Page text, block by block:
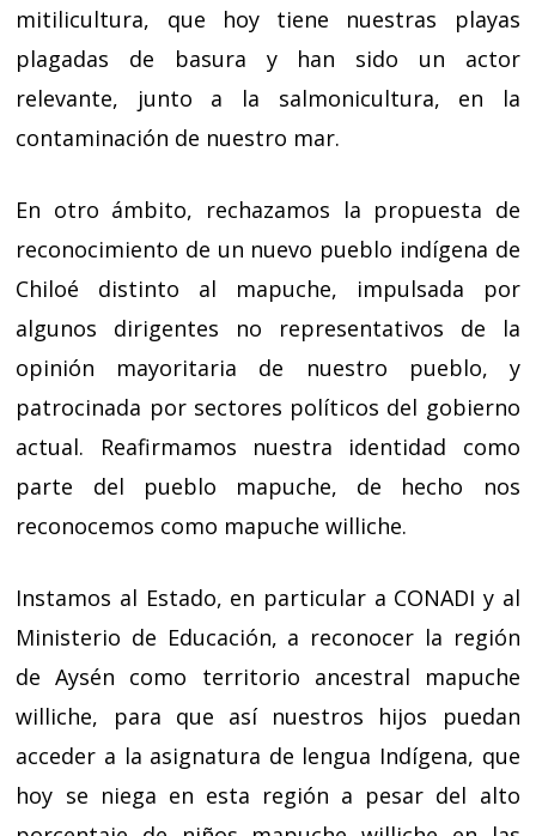
mitilicultura, que hoy tiene nuestras playas
plagadas de basura y han sido un actor
relevante, junto a la salmonicultura, en la
contaminación de nuestro mar.
En otro ámbito, rechazamos la propuesta de
reconocimiento de un nuevo pueblo indígena de
Chiloé distinto al mapuche, impulsada por
algunos dirigentes no representativos de la
opinión mayoritaria de nuestro pueblo, y
patrocinada por sectores políticos del gobierno
actual. Reafirmamos nuestra identidad como
parte del pueblo mapuche, de hecho nos
reconocemos como mapuche williche.
Instamos al Estado, en particular a CONADI y al
Ministerio de Educación, a reconocer la región
de Aysén como territorio ancestral mapuche
williche, para que así nuestros hijos puedan
acceder a la asignatura de lengua Indígena, que
hoy se niega en esta región a pesar del alto